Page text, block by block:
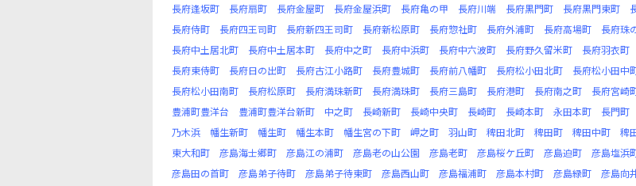
長府逢坂町
長府扇町 長府金屋町 長府金屋浜町 長府亀の甲 長府川端 長府黒門町 長府黒門東町
長府侍町
長府四王司町 長府新四王司町 長府新松原町 長府惣社町 長府外浦町 長府高場町 長府珠
長府中土居北町
長府中土居本町 長府中之町 長府中浜町 長府中六波町 長府野久留米町 長府羽衣町
長府東侍町
長府日の出町 長府古江小路町 長府豊城町 長府前八幡町 長府松小田北町 長府松小田中
長府松小田南町
長府松原町 長府満珠新町 長府満珠町 長府三島町 長府港町 長府南之町 長府宮崎
豊浦町豊洋台
豊浦町豊洋台新町 中之町 長崎新町 長崎中央町 長崎町 長崎本町 永田本町 長門町
乃木浜
幡生新町 幡生町 幡生本町 幡生宮の下町 岬之町 羽山町 稗田北町 稗田町 稗田中町 稗
東大和町
彦島海士郷町 彦島江の浦町 彦島老の山公園 彦島老町 彦島桜ケ丘町 彦島迫町 彦島塩浜
彦島田の首町
彦島弟子待町 彦島弟子待東町 彦島西山町 彦島福浦町 彦島本村町 彦島緑町 彦島向